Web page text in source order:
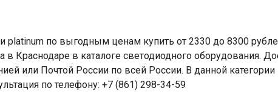
platinum по выгодным ценам купить от 2330 до 8300
в Краснодаре в каталоге светодиодного оборудования.
или Почтой России по всей России. В данной
по телефону: +7 (861) 298-34-59